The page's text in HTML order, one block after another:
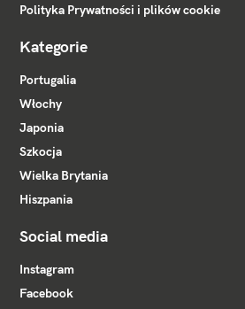
Polityka Prywatności i plików cookie
Kategorie
Portugalia
Włochy
Japonia
Szkocja
Wielka Brytania
Hiszpania
Social media
Instagram
Facebook